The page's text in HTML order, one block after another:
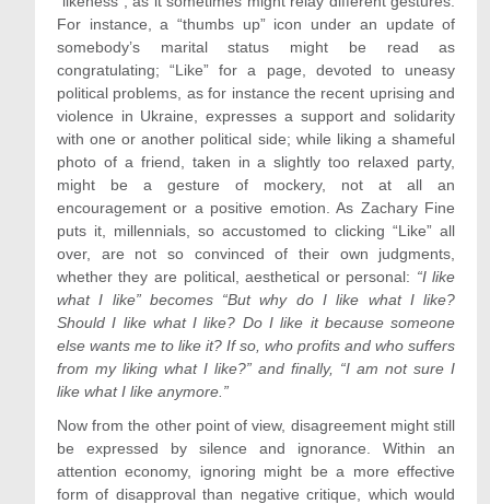
For instance, a “thumbs up” icon under an update of
somebody’s marital status might be read as
congratulating; “Like” for a page, devoted to uneasy
political problems, as for instance the recent uprising and
violence in Ukraine, expresses a support and solidarity
with one or another political side; while liking a shameful
photo of a friend, taken in a slightly too relaxed party,
might be a gesture of mockery, not at all an
encouragement or a positive emotion. As Zachary Fine
puts it, millennials, so accustomed to clicking “Like” all
over, are not so convinced of their own judgments,
whether they are political, aesthetical or personal: “I like
what I like” becomes “But why do I like what I like?
Should I like what I like? Do I like it because someone
else wants me to like it? If so, who profits and who suffers
from my liking what I like?” and finally, “I am not sure I
like what I like anymore.”
Now from the other point of view, disagreement might still
be expressed by silence and ignorance. Within an
attention economy, ignoring might be a more effective
form of disapproval than negative critique, which would